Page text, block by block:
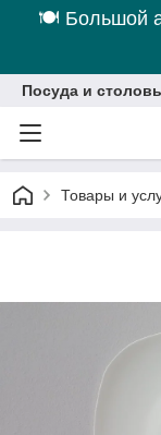
🍽 Большой
Посуда и
Товары и